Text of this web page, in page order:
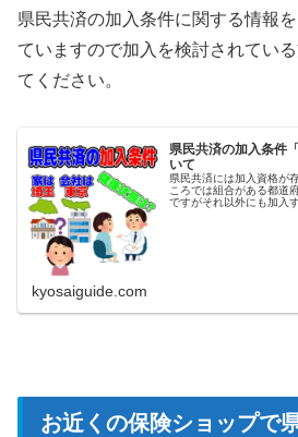
県民共済の加入条件に関する情報
ていますので加入を検討されてい
てください。
県民共済の加入条件
いて
県民共済には加入資格が
ころでは組合がある都道
ですがそれ以外にも加入
kyosaiguide.com
お近くの保険ショップで